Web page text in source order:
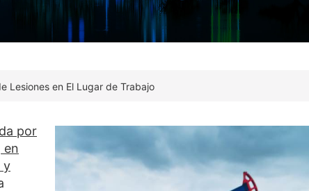
Lesiones en El Lugar de Trabajo
por
en
y